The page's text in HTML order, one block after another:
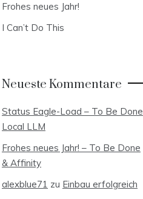
Frohes neues Jahr!
I Can’t Do This
Neueste Kommentare
Status Eagle-Load – To Be Done
Local LLM
Frohes neues Jahr! – To Be Done
& Affinity
alexblue71 zu Einbau erfolgreich